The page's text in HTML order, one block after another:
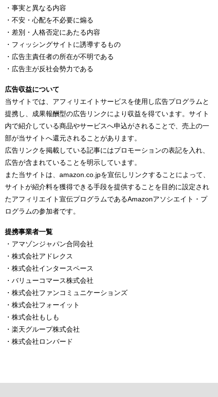
・事実と異なる内容
・不安・心配を不必要に煽る
・差別・人格否定にあたる内容
・フィッシングサイトに誘導するもの
・広告主責任者の所在が不明である
・広告主が反社会勢力である
広告収益について
当サイトでは、アフィリエイトサービスを使用し広告プログラムと
提携し、成果報酬型の広告リンクにより収益を得ています。サイト
内で紹介している商品やサービスへ申込がされることで、売上の一
部が当サイトへ還元されることがあります。
広告リンクを掲載している記事にはプロモーションの表記を入れ、
広告が含まれていることを明示しています。
また当サイトは、amazon.co.jpを宣伝しリンクすることによって、
サイトが紹介料を獲得できる手段を提供することを目的に設定され
たアフィリエイト宣伝プログラムであるAmazonアソシエイト・プ
ログラムの参加者です。
提携事業者一覧
・アマゾンジャパン合同会社
・株式会社アドレクス
・株式会社インタースペース
・バリューコマース株式会社
・株式会社ファンコミュニケーションズ
・株式会社フォーイット
・株式会社もしも
・楽天グループ株式会社
・株式会社ロンバード